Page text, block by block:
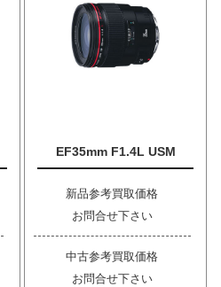
EF35mm F1.4L USM
新品参考買取価格
お問合せ下さい
中古参考買取価格
お問合せ下さい